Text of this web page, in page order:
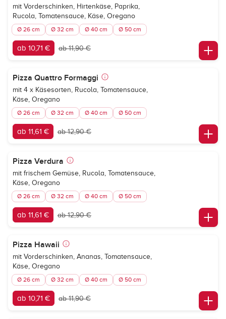
mit Vorderschinken, Hirtenkäse, Paprika,
Rucola, Tomatensauce, Käse, Oregano
Ø 26 cm Ø 32 cm Ø 40 cm Ø 50 cm
ab 10,71 € ab 11,90 €
Pizza Quattro Formaggi
mit 4 x Käsesorten, Rucola, Tomatensauce,
Käse, Oregano
Ø 26 cm Ø 32 cm Ø 40 cm Ø 50 cm
ab 11,61 € ab 12,90 €
Pizza Verdura
mit frischem Gemüse, Rucola, Tomatensauce,
Käse, Oregano
Ø 26 cm Ø 32 cm Ø 40 cm Ø 50 cm
ab 11,61 € ab 12,90 €
Pizza Hawaii
mit Vorderschinken, Ananas, Tomatensauce,
Käse, Oregano
Ø 26 cm Ø 32 cm Ø 40 cm Ø 50 cm
ab 10,71 € ab 11,90 €